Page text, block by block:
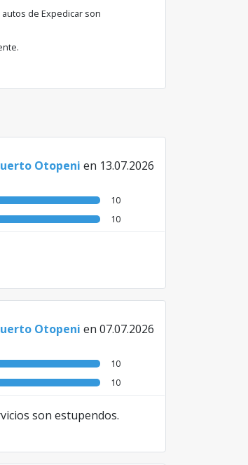
de Expedicar son
Otopeni en 13.07.2026
10
10
Otopeni en 07.07.2026
10
10
son estupendos.